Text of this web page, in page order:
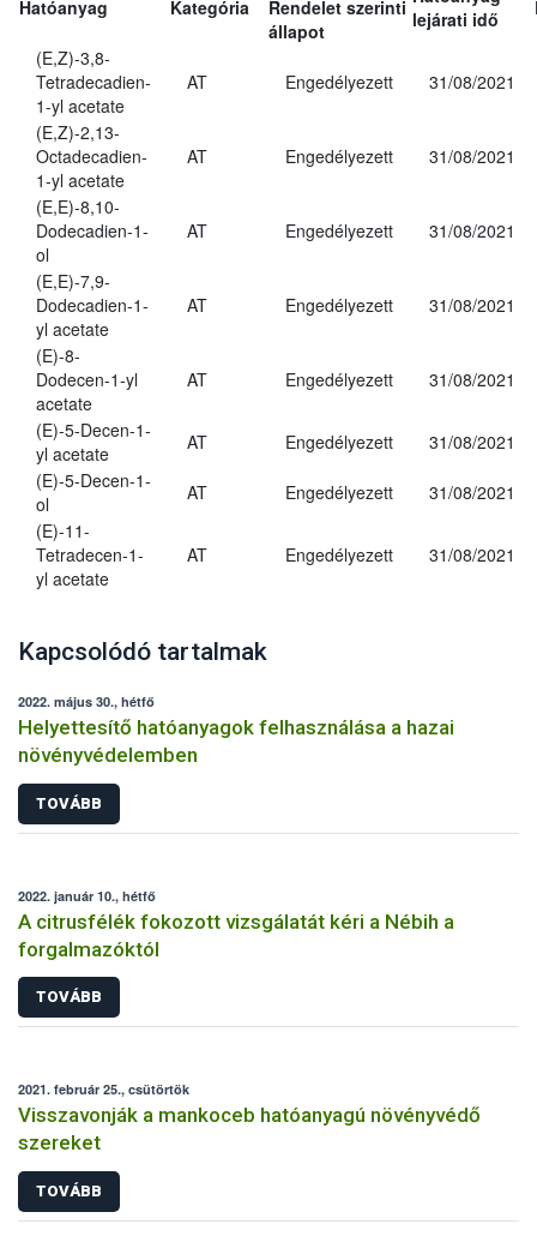
Hatóanyag Kategória
Rendelet szerinti
állapot
lejárati idő
(E,Z)-3,8-
Tetradecadien-
1-yl acetate
AT Engedélyezett 31/08/2021
(E,Z)-2,13-
Octadecadien-
1-yl acetate
AT Engedélyezett 31/08/2021
(E,E)-8,10-
Dodecadien-1-
ol
AT Engedélyezett 31/08/2021
(E,E)-7,9-
Dodecadien-1-
yl acetate
AT Engedélyezett 31/08/2021
(E)-8-
Dodecen-1-yl
acetate
AT Engedélyezett 31/08/2021
(E)-5-Decen-1-
yl acetate
AT Engedélyezett
31/08/2021
(E)-5-Decen-1-
ol
AT Engedélyezett
31/08/2021
(E)-11-
Tetradecen-1-
yl acetate
AT Engedélyezett 31/08/2021
Kapcsolódó tartalmak
2022. május 30., hétfő
Helyettesítő hatóanyagok felhasználása a hazai
növényvédelemben
TOVÁBB
2022. január 10., hétfő
A citrusfélék fokozott vizsgálatát kéri a Nébih a
forgalmazóktól
TOVÁBB
2021. február 25., csütörtök
Visszavonják a mankoceb hatóanyagú növényvédő
szereket
TOVÁBB